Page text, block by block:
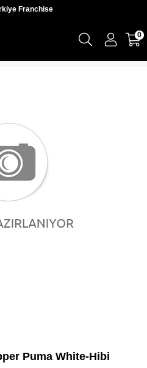
Franchise
0
Puma White-Hibi